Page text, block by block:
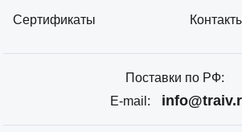
Сертификаты
Поставки по РФ:
E-mail: